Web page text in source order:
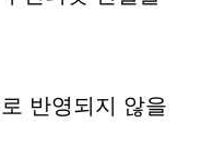
반영되지 않을